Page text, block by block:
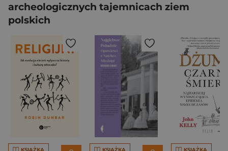
archeologicznych tajemnicach ziem
polskich
KSIĄŻKA KSIĄŻKA KSIĄŻKA